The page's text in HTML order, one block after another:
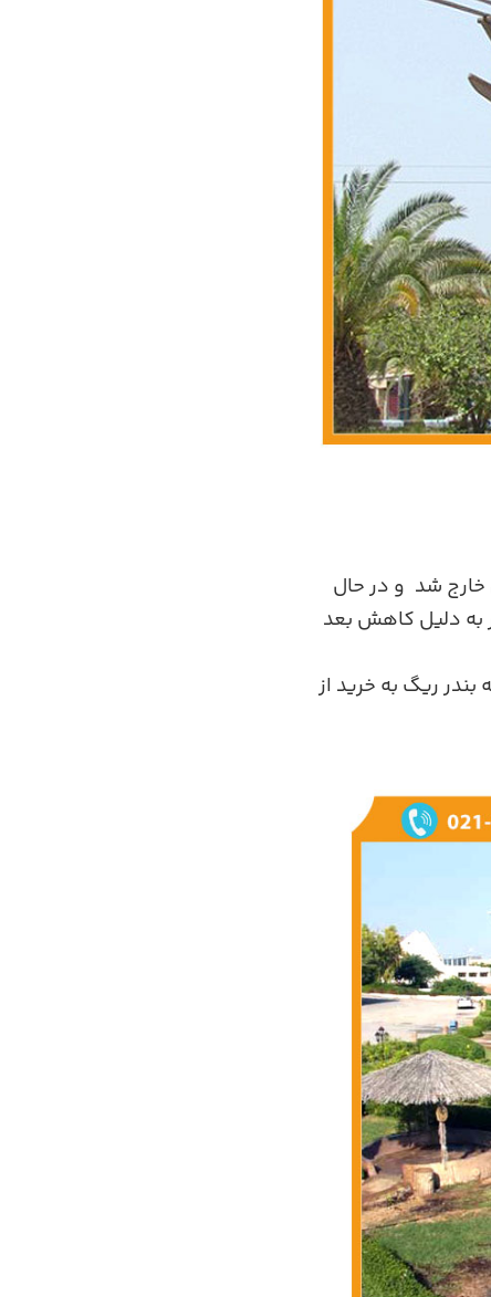
خارج شد و در حال
به دلیل کاهش بعد
بندر ریگ به خرید از